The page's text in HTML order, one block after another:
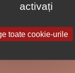
activați
toate cookie-urile